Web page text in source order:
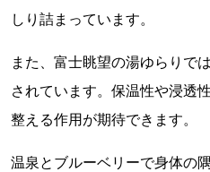
しり詰まっています。
また、富士眺望の湯ゆらりで
されています。保温性や浸透
整える作用が期待できます。
温泉とブルーベリーで身体の